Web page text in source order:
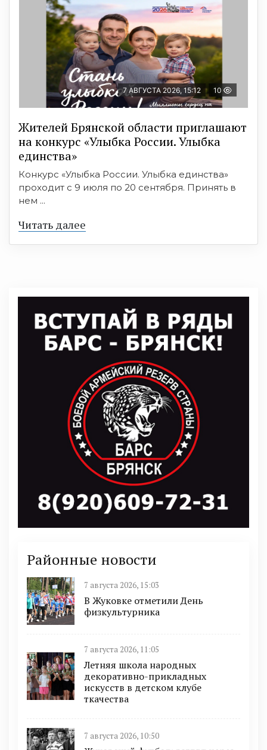
7 АВГУСТА 2026, 15:12 10
Жителей Брянской области приглашают
на конкурс «Улыбка России. Улыбка
единства»
Конкурс «Улыбка России. Улыбка единства»
проходит с 9 июля по 20 сентября. Принять в
нем ...
Читать далее
Районные новости
7 августа 2026, 15:03
В Жуковке отметили День
физкультурника
7 августа 2026, 11:05
Летняя школа народных
декоративно-прикладных
искусств в детском клубе
ткачества
7 августа 2026, 10:50